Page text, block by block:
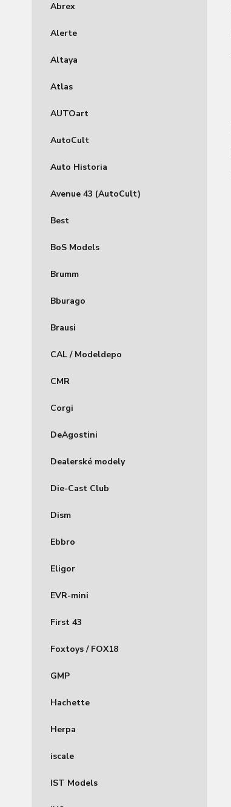
Abrex
Alerte
Altaya
Atlas
AUTOart
AutoCult
Auto Historia
Avenue 43 (AutoCult)
Best
BoS Models
Brumm
Bburago
Brausi
CAL / Modeldepo
CMR
Corgi
DeAgostini
Dealerské modely
Die-Cast Club
Dism
Ebbro
Eligor
EVR-mini
First 43
Foxtoys / FOX18
GMP
Hachette
Herpa
iscale
IST Models